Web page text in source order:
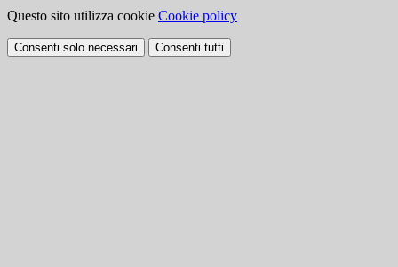
Questo sito utilizza cookie Cookie policy
Consenti solo necessari Consenti tutti